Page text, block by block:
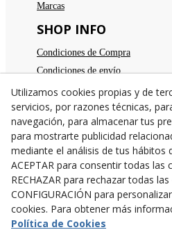
Marcas
SHOP INFO
Condiciones de Compra
Condiciones de envío
Devoluciones
Aviso legal
Política de privacidad
Política de cookies
TE ESPERAMOS
C/Santa Anna nº 7
25300 Tárrega ( Lleida) España
973 31 04 47
Utilizamos cookies propias y de
servicios, por razones técnicas,
navegación, para almacenar tus
para mostrarte publicidad
mediante el análisis de tus hábitos
ACEPTAR para consentir todas las
RECHAZAR para rechazar todas
CONFIGURACIÓN para
cookies. Para obtener más
Política de Cookies